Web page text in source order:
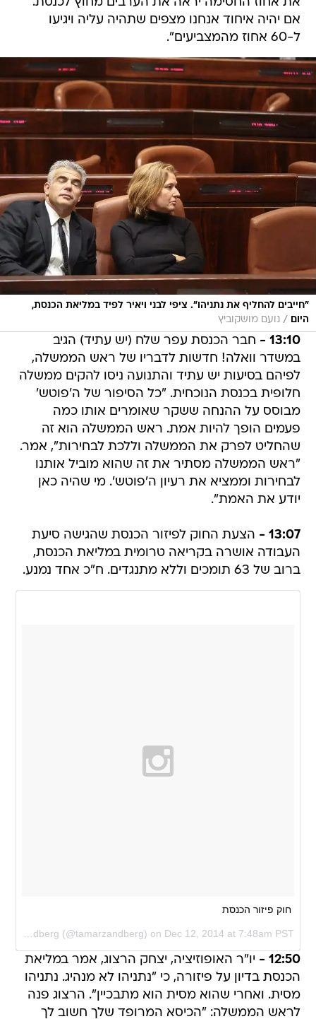
אם יהיה איחוד אנחנו מצפים שתהיה עליה ויגיעו
ל-60 אחוז מהמצביעים".
"חייבים להחליף את נתניהו". ציפי לבני ויאיר לפיד במליאת הכנסת,
היום
/ נועם מושקוביץ
13:10 -
חבר הכנסת עפר שלח (יש עתיד) הגיב
במשדר וואלה! חדשות לדבריו של ראש הממשלה,
לפיהם בסיעות יש עתיד והתנועה ניסו להקים ממשלה
חלופית בכנסת הנוכחית. "כל הסיפור של ה'פוטש'
מבוסס על ההנחה ששקר שאומרים אותו כמה
פעמים הופך להיות אמת. ראש הממשלה הוא זה
שהחליט לפרק את הממשלה וללכת לבחירות", אמר.
"ראש הממשלה מסתיר את זה שהוא מוביל אותנו
לבחירות וממציא את רעיון ה'פוטש'. מי שהיה כאן
יודע את האמת".
13:07 -
הצעת החוק לפיזור הכנסת שהגישה סיעת
העבודה אושרה בקריאה טרומית במליאת הכנסת,
ברוב של 63 תומכים וללא מתנגדים. ח"כ אחד נמנע.
חוק פיזור הכנסת
Dec 12, 2014 at 7:48am PST
12:50 -
יו"ר האופוזיציה, יצחק הרצוג, אמר במליאת
הכנסת בדיון על פיזורה, כי "נתניהו לא מנהיג. נתניהו
מסית. ואחרי שהוא מסית הוא מתבכיין". הרצוג פנה
לראש הממשלה: "הכיסא המרופד שלך חשוב לך